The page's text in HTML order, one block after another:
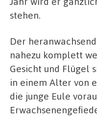
stehen.
Der
nahezu komplett
Gesicht und Flügel
in einem Alter von
die junge Eule